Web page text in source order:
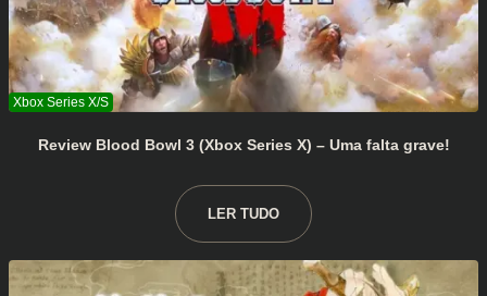
Review Blood Bowl 3 (Xbox Series X) – Uma falta grave!
LER TUDO